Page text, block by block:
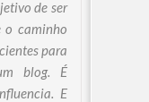
de ser
o caminho
para
blog. É
E